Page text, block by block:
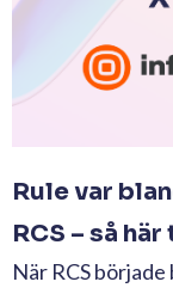
Rule var
RCS – så
När RCS